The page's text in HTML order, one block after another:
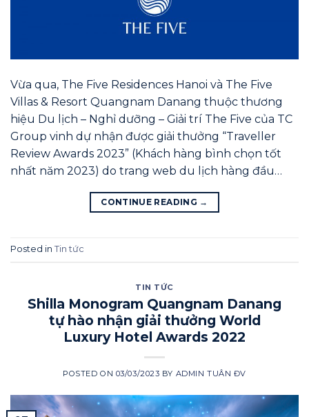
Vừa qua, The Five Residences Hanoi và The Five
Villas & Resort Quangnam Danang thuộc thương
hiệu Du lịch – Nghỉ dưỡng – Giải trí The Five của TC
Group vinh dự nhận được giải thưởng “Traveller
Review Awards 2023” (Khách hàng bình chọn tốt
nhất năm 2023) do trang web du lịch hàng đầu…
CONTINUE READING →
Posted in Tin tức
TIN TỨC
Shilla Monogram Quangnam Danang
tự hào nhận giải thưởng World
Luxury Hotel Awards 2022
POSTED ON 03/03/2023 BY ADMIN TUÂN ĐV